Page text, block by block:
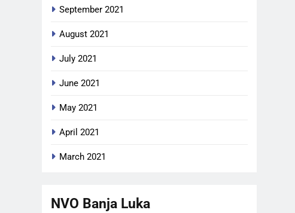
September 2021
August 2021
July 2021
June 2021
May 2021
April 2021
March 2021
NVO Banja Luka